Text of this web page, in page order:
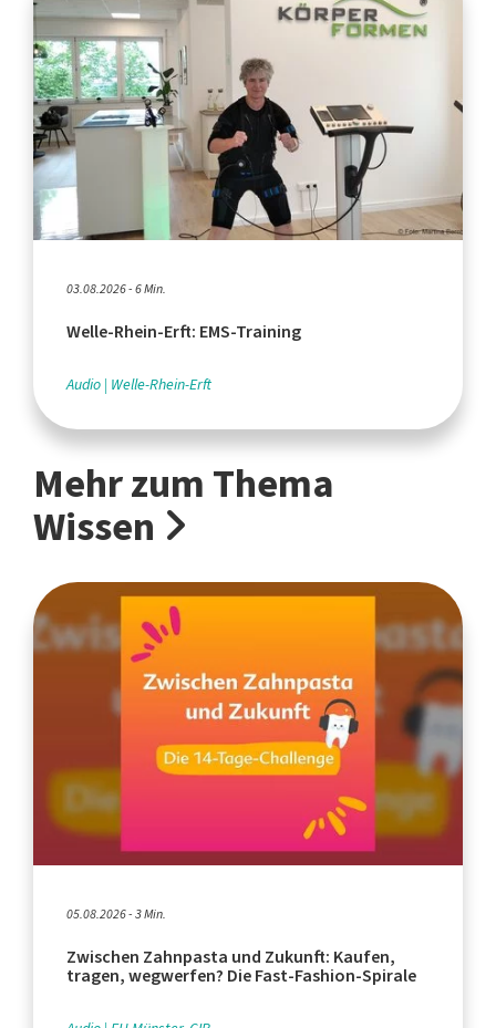
03.08.2026 - 6 Min.
Welle-Rhein-Erft: EMS-Training
Audio Welle-Rhein-Erft
Mehr zum Thema
Wissen
05.08.2026 - 3 Min.
Zwischen Zahnpasta und Zukunft: Kaufen,
tragen, wegwerfen? Die Fast-Fashion-Spirale